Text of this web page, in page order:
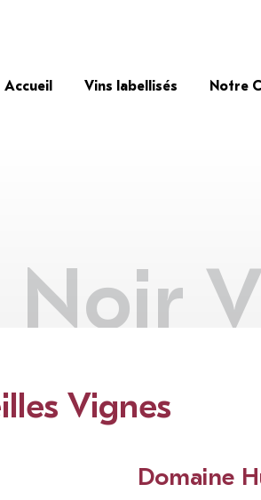
Accueil Vins labellisés Notre
Noir
Vignes
Domaine